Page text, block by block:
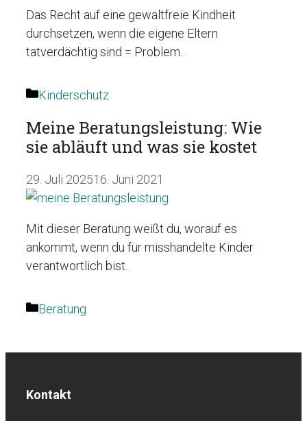
Das Recht auf eine gewaltfreie Kindheit
durchsetzen, wenn die eigene Eltern
tatverdächtig sind = Problem.
Kategorien
Kinderschutz
Meine Beratungsleistung: Wie
sie abläuft und was sie kostet
29. Juli 202516. Juni 2021
Mit dieser Beratung weißt du, worauf es
ankommt, wenn du für misshandelte Kinder
verantwortlich bist.
Kategorien
Beratung
Kontakt